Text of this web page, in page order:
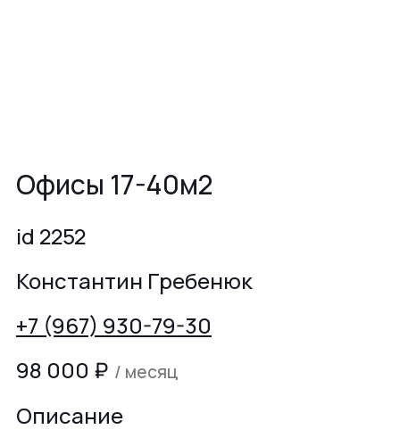
Офисы 17-40м2
id 2252
Константин Гребенюк
+7 (967) 930-79-30
98 000 ₽ / месяц
Описание